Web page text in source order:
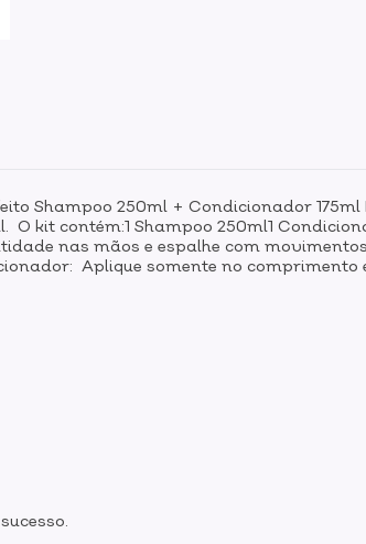
Shampoo 250ml + Condicionador
kit contém:1 Shampoo 250ml1
nas mãos e espalhe com
Aplique somente no comprimento